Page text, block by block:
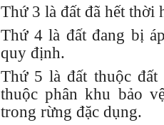
Thứ 3 là đất đã hết thời
Thứ 4 là đất đang bị
quy định.
Thứ 5 là đất thuộc đất
thuộc phân khu bảo
trong rừng đặc dụng.